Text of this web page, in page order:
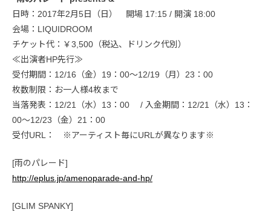
日時：2017年2月5日（日） 開場 17:15 / 開演 18:00
会場：LIQUIDROOM
チケット代：￥3,500（税込、ドリンク代別）
≪出演者HP先行≫
受付期間：12/16（金）19：00〜12/19（月）23：00
枚数制限：お一人様4枚まで
当落発表：12/21（水）13：00 / 入金期間：12/21（水）13：
00〜12/23（金）21：00
受付URL： ※アーティスト毎にURLが異なります※
[雨のパレード]
http://eplus.jp/amenoparade-and-hp/
[GLIM SPANKY]